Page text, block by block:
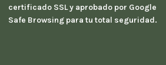
certificado SSL y aprobado por Google
Safe Browsing para tu total seguridad.